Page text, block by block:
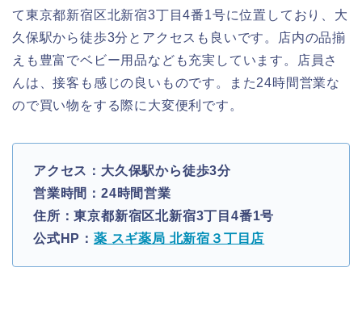
て東京都新宿区北新宿3丁目4番1号に位置しており、大
久保駅から徒歩3分とアクセスも良いです。店内の品揃
えも豊富でベビー用品なども充実しています。店員さ
んは、接客も感じの良いものです。また24時間営業な
ので買い物をする際に大変便利です。
アクセス：大久保駅から徒歩3分
営業時間：24時間営業
住所：東京都新宿区北新宿3丁目4番1号
公式HP： 薬 スギ薬局 北新宿３丁目店